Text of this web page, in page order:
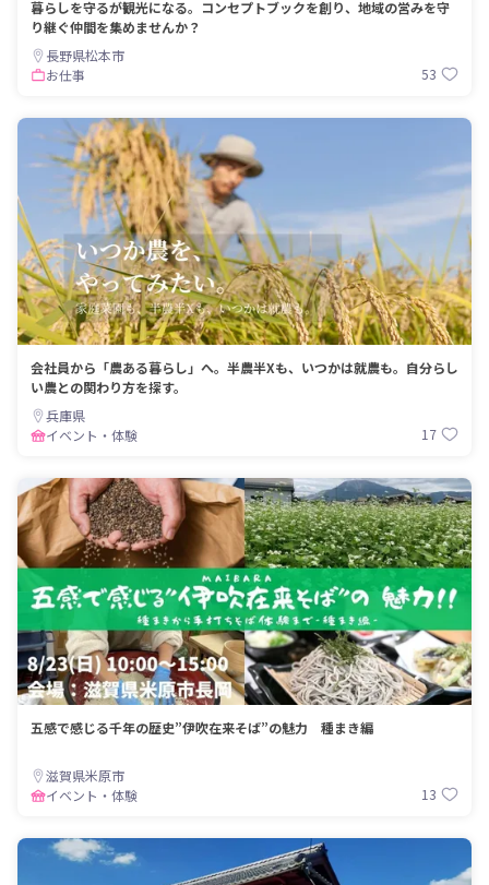
暮らしを守るが観光になる。コンセプトブックを創り、地域の営みを守
り継ぐ仲間を集めませんか？
長野県松本市
お仕事
53
会社員から「農ある暮らし」へ。半農半Xも、いつかは就農も。自分らし
い農との関わり方を探す。
兵庫県
イベント・体験
17
五感で感じる千年の歴史”伊吹在来そば”の魅力 種まき編
滋賀県米原市
イベント・体験
13